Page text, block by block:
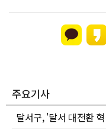
주요기사